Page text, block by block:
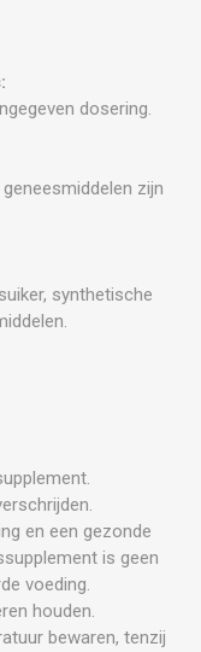
dosering.
zijn
synthetische
en een gezonde
is geen
voeding.
houden.
bewaren, tenzij